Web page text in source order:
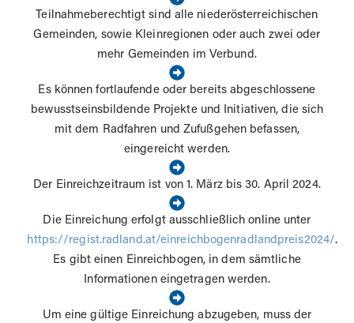
Teilnahmeberechtigt sind alle niederösterreichischen
Gemeinden, sowie Kleinregionen oder auch zwei oder
mehr Gemeinden im Verbund.
Es können fortlaufende oder bereits abgeschlossene
bewusstseinsbildende Projekte und Initiativen, die sich
mit dem Radfahren und Zufußgehen befassen,
eingereicht werden.
Der Einreichzeitraum ist von 1. März bis 30. April 2024.
Die Einreichung erfolgt ausschließlich online unter
https://regist.radland.at/einreichbogenradlandpreis2024/.
Es gibt einen Einreichbogen, in dem sämtliche
Informationen eingetragen werden.
Um eine gültige Einreichung abzugeben, muss der